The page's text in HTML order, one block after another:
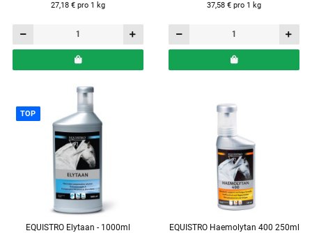
27,18 € pro 1 kg 37,58 € pro 1 kg
TOP
EQUISTRO Elytaan - 1000ml
EQUISTRO Haemolytan 400 250ml